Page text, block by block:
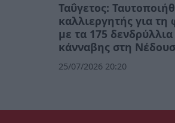
Ταΰγετος:
καλλιεργητής για τη
με τα 175 δενδρύλλια
κάνναβης στη
25/07/2026 20:20